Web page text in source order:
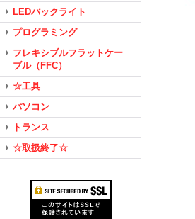
LEDバックライト
プログラミング
フレキシブルフラットケー
ブル（FFC）
☆工具
パソコン
トランス
☆取扱終了☆